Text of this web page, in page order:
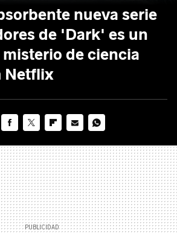
nueva serie
de 'Dark' es un
de ciencia
Netflix
MAIL